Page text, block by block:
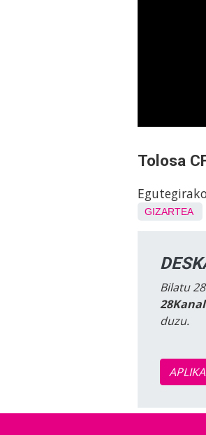
Tolosa
GIZARTEA
Bilatu
duzu.